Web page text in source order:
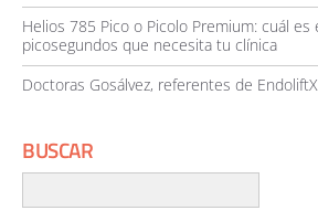
Helios 785 Pico o Picolo Premium: cuál es
picosegundos que necesita tu clínica
Doctoras Gosálvez, referentes de
BUSCAR